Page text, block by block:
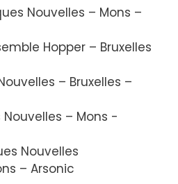
Nouvelles – Mons –
Hopper – Bruxelles
– Bruxelles –
– Mons -
Nouvelles
– Arsonic